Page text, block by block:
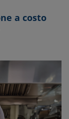
a costo